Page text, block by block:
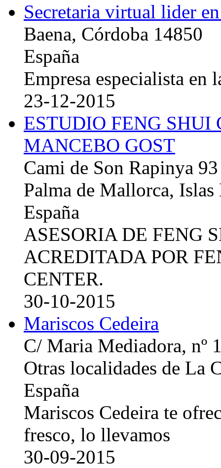
Secretaria virtual lider
Baena, Córdoba 14850
España
Empresa especialista en
23-12-2015
ESTUDIO FENG
MANCEBO GOST
Cami de Son Rapinya 93
Palma de Mallorca, Islas
España
ASESORIA DE FENG
ACREDITADA POR
CENTER.
30-10-2015
Mariscos Cedeira
C/ Maria Mediadora, nº
Otras localidades de La
España
Mariscos Cedeira te
fresco, lo llevamos
30-09-2015